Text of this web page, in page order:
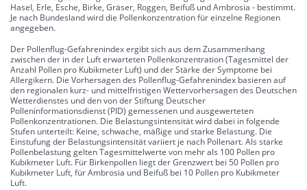
Hasel, Erle, Esche, Birke, Gräser, Roggen, Beifuß und Ambrosia - bestimmt.
Je nach Bundesland wird die Pollenkonzentration für einzelne Regionen
angegeben.
Der Pollenflug-Gefahrenindex ergibt sich aus dem Zusammenhang
zwischen der in der Luft erwarteten Pollenkonzentration (Tagesmittel der
Anzahl Pollen pro Kubikmeter Luft) und der Stärke der Symptome bei
Allergikern. Die Vorhersagen des Pollenflug-Gefahrenindex basieren auf
den regionalen kurz- und mittelfristigen Wettervorhersagen des Deutschen
Wetterdienstes und den von der Stiftung Deutscher
Polleninformationsdienst (PID) gemessenen und ausgewerteten
Pollenkonzentrationen. Die Belastungsintensität wird dabei in folgende
Stufen unterteilt: Keine, schwache, mäßige und starke Belastung. Die
Einstufung der Belastungsintensität variiert je nach Pollenart. Als starke
Pollenbelastung gelten Tagesmittelwerte von mehr als 100 Pollen pro
Kubikmeter Luft. Für Birkenpollen liegt der Grenzwert bei 50 Pollen pro
Kubikmeter Luft, für Ambrosia und Beifuß bei 10 Pollen pro Kubikmeter
Luft.